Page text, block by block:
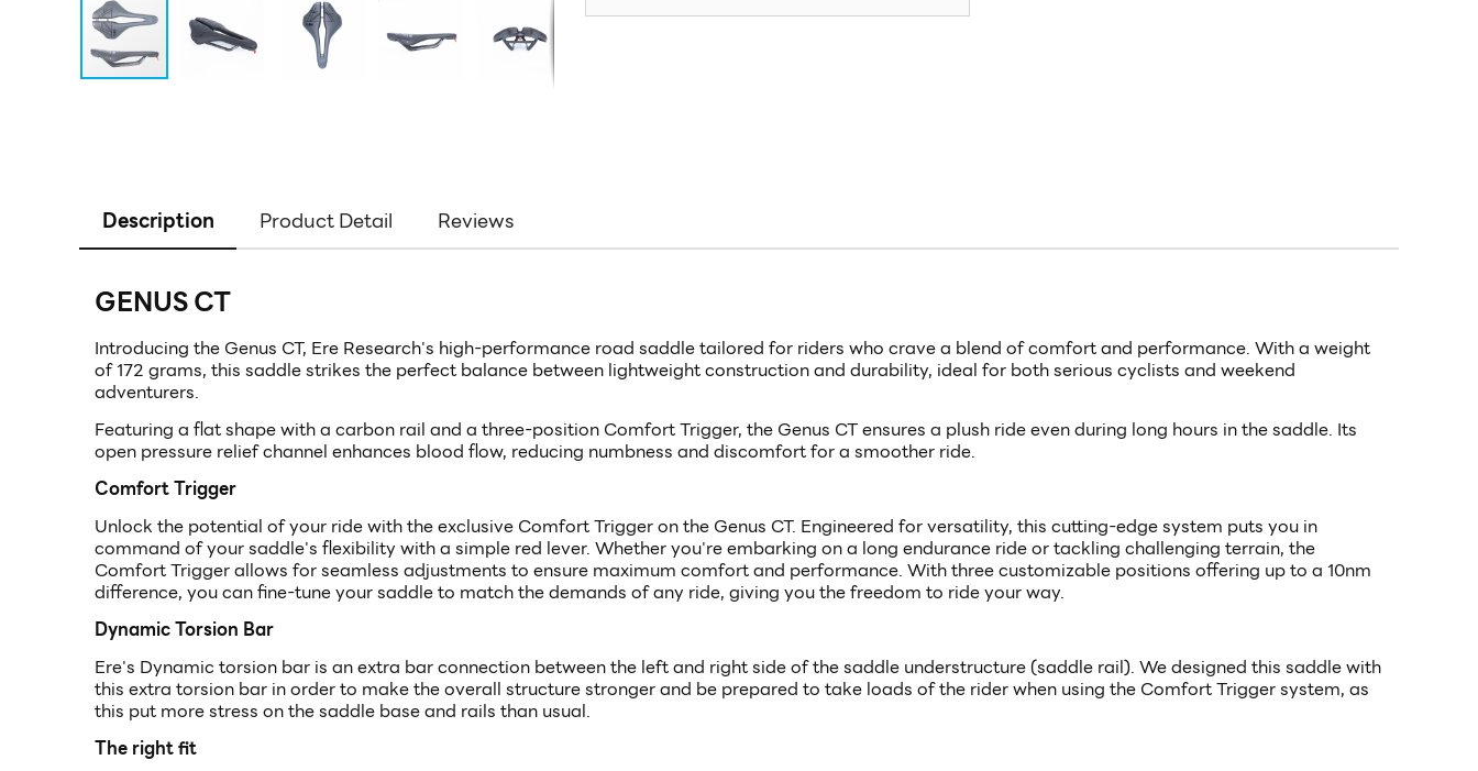
Description Product Detail Reviews
GENUS CT
Introducing the Genus CT, Ere Research's high-performance road saddle tailored for riders who crave a blend of comfort and performance. With a weight
of 172 grams, this saddle strikes the perfect balance between lightweight construction and durability, ideal for both serious cyclists and weekend
adventurers.
Featuring a flat shape with a carbon rail and a three-position Comfort Trigger, the Genus CT ensures a plush ride even during long hours in the saddle. Its
open pressure relief channel enhances blood flow, reducing numbness and discomfort for a smoother ride.
Comfort Trigger
Unlock the potential of your ride with the exclusive Comfort Trigger on the Genus CT. Engineered for versatility, this cutting-edge system puts you in
command of your saddle's flexibility with a simple red lever. Whether you're embarking on a long endurance ride or tackling challenging terrain, the
Comfort Trigger allows for seamless adjustments to ensure maximum comfort and performance. With three customizable positions offering up to a 10nm
difference, you can fine-tune your saddle to match the demands of any ride, giving you the freedom to ride your way.
Dynamic Torsion Bar
Ere's Dynamic torsion bar is an extra bar connection between the left and right side of the saddle understructure (saddle rail). We designed this saddle with
this extra torsion bar in order to make the overall structure stronger and be prepared to take loads of the rider when using the Comfort Trigger system, as
this put more stress on the saddle base and rails than usual.
The right fit